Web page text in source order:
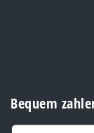
Bequem